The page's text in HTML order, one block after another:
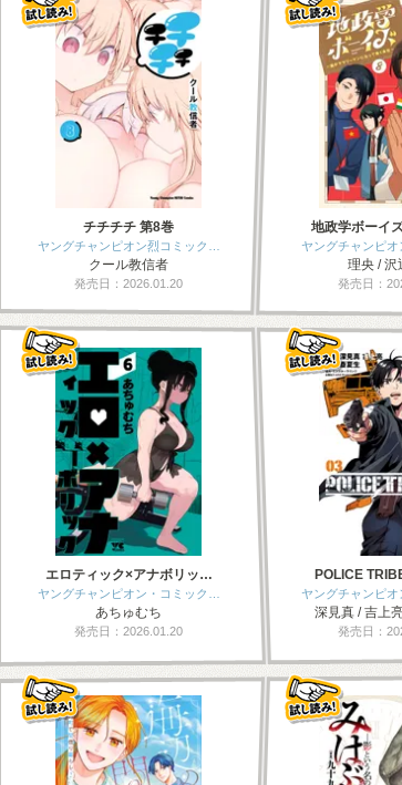
チチチチ 第8巻
ヤングチャンピオン烈コミック…
クール教信者
発売日：2026.01.20
地政学ボーイ
ヤングチャンピオ
理央 / 沢
発売日：
エロティック×アナボリッ…
ヤングチャンピオン・コミック…
あちゅむち
発売日：2026.01.20
POLICE
ヤングチャンピオ
深見真 / 吉上
発売日：